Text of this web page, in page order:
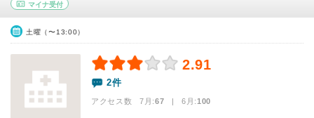
マイナ受付
土曜（〜13:00）
2.91
2件
アクセス数 7月:67 | 6月:100